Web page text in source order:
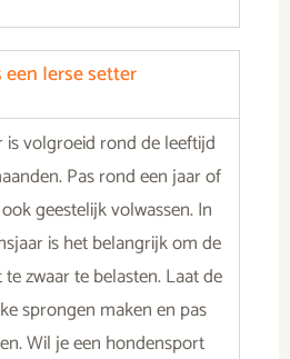
Ierse setter
is volgroeid rond de leeftijd
Pas rond een jaar of
geestelijk volwassen. In
is het belangrijk om de
zwaar te belasten. Laat de
sprongen maken en pas
Wil je een hondensport